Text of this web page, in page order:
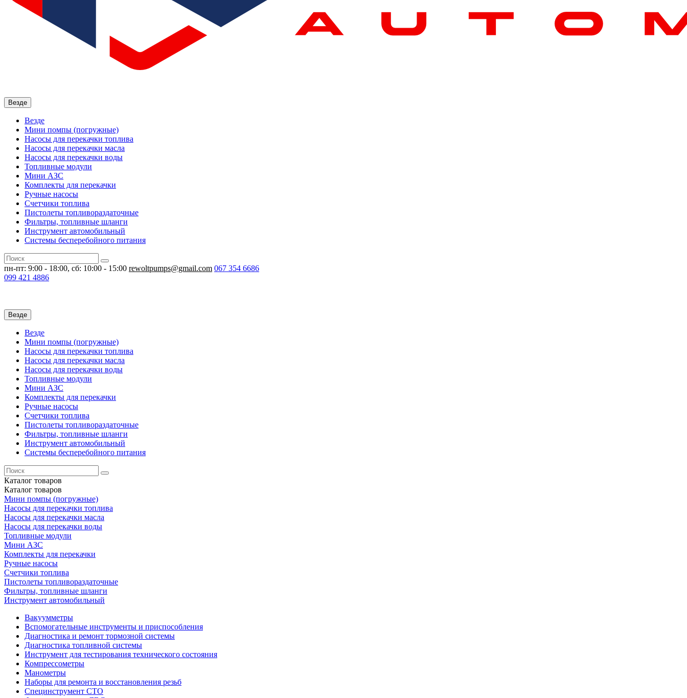
Везде
Везде
Мини помпы (погружные)
Насосы для перекачки топлива
Насосы для перекачки масла
Насосы для перекачки воды
Топливные модули
Мини АЗС
Комплекты для перекачки
Ручные насосы
Счетчики топлива
Пистолеты топливораздаточные
Фильтры, топливные шланги
Инструмент автомобильный
Системы бесперебойного питания
пн-пт: 9:00 - 18:00, сб: 10:00 - 15:00 rewoltpumps@gmail.com 067 354 6686
099 421 4886
Везде
Везде
Мини помпы (погружные)
Насосы для перекачки топлива
Насосы для перекачки масла
Насосы для перекачки воды
Топливные модули
Мини АЗС
Комплекты для перекачки
Ручные насосы
Счетчики топлива
Пистолеты топливораздаточные
Фильтры, топливные шланги
Инструмент автомобильный
Системы бесперебойного питания
Каталог товаров
Каталог товаров
Мини помпы (погружные)
Насосы для перекачки топлива
Насосы для перекачки масла
Насосы для перекачки воды
Топливные модули
Мини АЗС
Комплекты для перекачки
Ручные насосы
Счетчики топлива
Пистолеты топливораздаточные
Фильтры, топливные шланги
Инструмент автомобильный
Вакуумметры
Вспомогательные инструменты и приспособления
Диагностика и ремонт тормозной системы
Диагностика топливной системы
Инструмент для тестирования технического состояния
Компрессометры
Манометры
Наборы для ремонта и восстановления резьб
Специнструмент СТО